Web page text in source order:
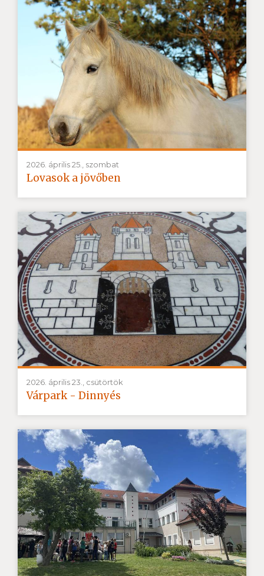
2026. április 25., szombat
Lovasok a jövőben
2026. április 23., csütörtök
Várpark - Dinnyés